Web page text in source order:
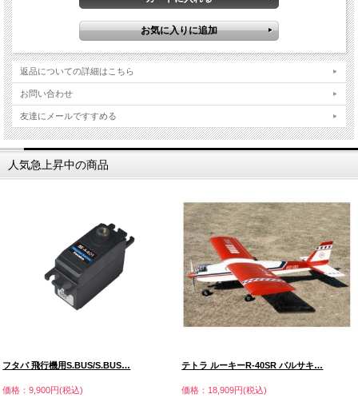
返品についての詳細はこちら
お問い合わせ
友達にメールですすめる
人気急上昇中の商品
フタバ 飛行機用S.BUS/S.BUS…
価格：9,900円(税込)
テトラ ルーキーR-40SR バルサキ…
価格：18,909円(税込)